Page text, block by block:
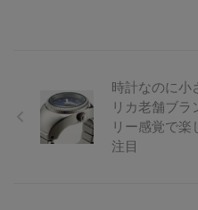
時計なのに小
リカ老舗ブラ
リー感覚で楽
注目